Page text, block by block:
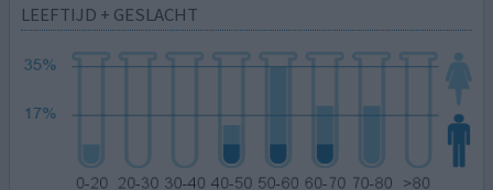
LEEFTIJD + GESLACHT